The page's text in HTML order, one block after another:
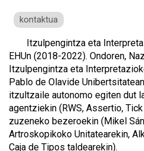
kontaktua
Itzulpengintza eta
EHUn (2018-2022). Ondoren,
Itzulpengintza eta
Pablo de Olavide
itzultzaile autonomo egiten dut
agentziekin (RWS, Assertio,
zuzeneko bezeroekin (Mikel
Artroskopikoko Unitatearekin,
Caja de Tipos taldearekin).